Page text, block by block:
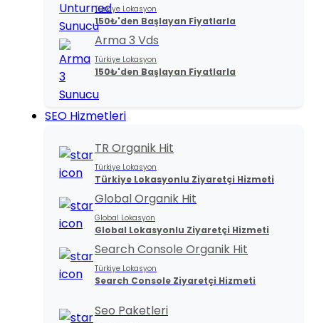
Türkiye Lokasyon
150₺'den Başlayan Fiyatlarla
Arma 3 Vds
Türkiye Lokasyon
150₺'den Başlayan Fiyatlarla
SEO Hizmetleri
TR Organik Hit
Türkiye Lokasyon
Türkiye Lokasyonlu Ziyaretçi Hizmeti
Global Organik Hit
Global Lokasyon
Global Lokasyonlu Ziyaretçi Hizmeti
Search Console Organik Hit
Türkiye Lokasyon
Search Console Ziyaretçi Hizmeti
Seo Paketleri